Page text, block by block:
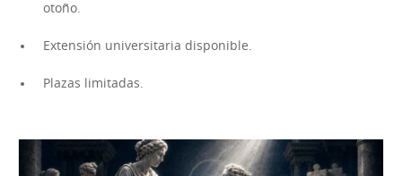
otoño.
Extensión universitaria disponible.
Plazas limitadas.